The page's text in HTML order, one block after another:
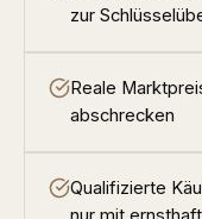
zur
Reale
abschrecken
Qualifizierte